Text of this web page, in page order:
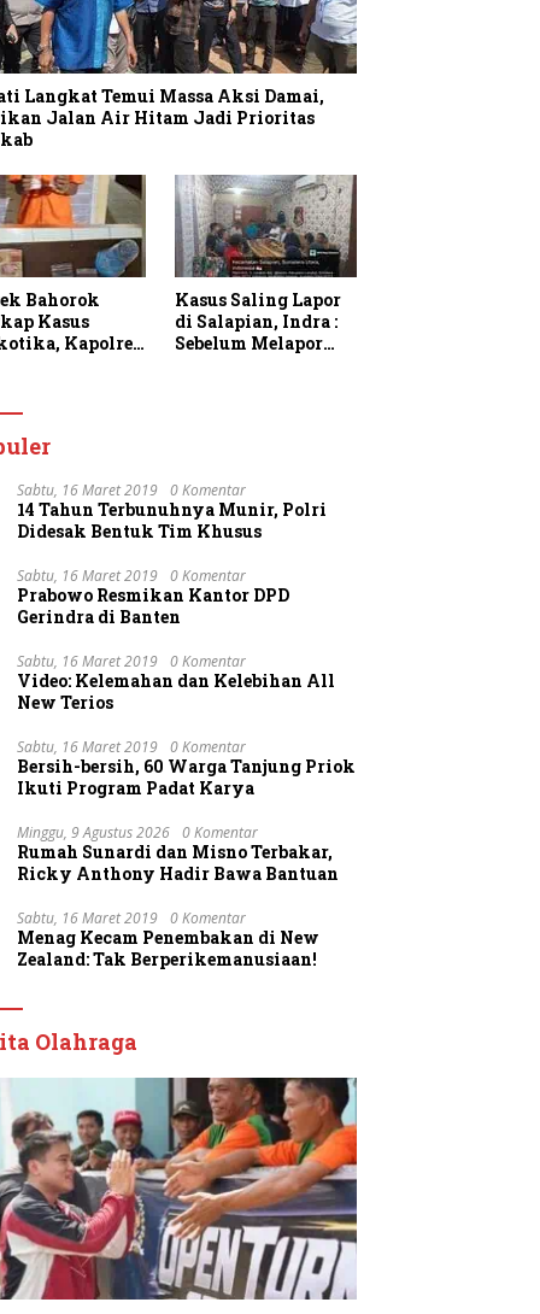
Langkat Temui Massa Aksi Damai,
Jalan Air Hitam Jadi Prioritas
Bahorok
Kasus
Kapolres
Masyarakat
110
Kasus Saling Lapor
di Salapian, Indra :
Sebelum Melapor
Sabtu, 16 Maret 2019 0 Komentar
14 Tahun Terbunuhnya Munir, Polri
Didesak Bentuk Tim Khusus
Sabtu, 16 Maret 2019 0 Komentar
Prabowo Resmikan Kantor DPD
Gerindra di Banten
Sabtu, 16 Maret 2019 0 Komentar
Video: Kelemahan dan Kelebihan All
New Terios
Sabtu, 16 Maret 2019 0 Komentar
Bersih-bersih, 60 Warga Tanjung Priok
Ikuti Program Padat Karya
Minggu, 9 Agustus 2026 0 Komentar
Rumah Sunardi dan Misno Terbakar,
Ricky Anthony Hadir Bawa Bantuan
Sabtu, 16 Maret 2019 0 Komentar
Menag Kecam Penembakan di New
Zealand: Tak Berperikemanusiaan!
Olahraga